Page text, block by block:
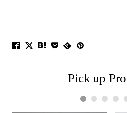
Pick up
1 2 3 4